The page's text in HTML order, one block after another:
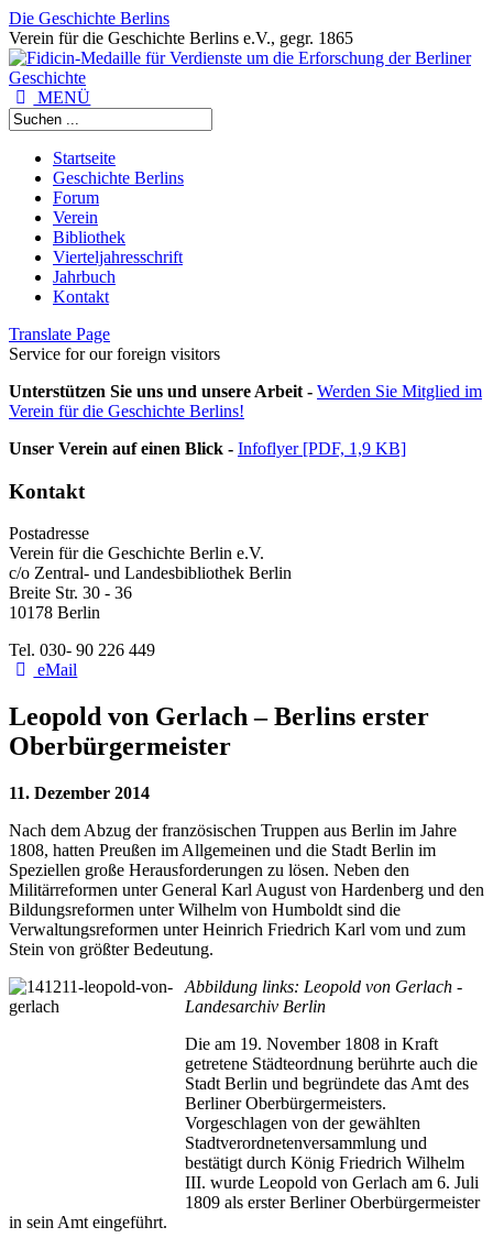
Die Geschichte Berlins
Verein für die Geschichte Berlins e.V., gegr. 1865
MENÜ
Startseite
Geschichte Berlins
Forum
Verein
Bibliothek
Vierteljahresschrift
Jahrbuch
Kontakt
Translate Page
Service for our foreign visitors
Unterstützen Sie uns und unsere Arbeit - Werden Sie Mitglied im
Verein für die Geschichte Berlins!
Unser Verein auf einen Blick - Infoflyer [PDF, 1,9 KB]
Kontakt
Postadresse
Verein für die Geschichte Berlin e.V.
c/o Zentral- und Landesbibliothek Berlin
Breite Str. 30 - 36
10178 Berlin
Tel. 030- 90 226 449
eMail
Leopold von Gerlach – Berlins erster
Oberbürgermeister
11. Dezember 2014
Nach dem Abzug der französischen Truppen aus Berlin im Jahre
1808, hatten Preußen im Allgemeinen und die Stadt Berlin im
Speziellen große Herausforderungen zu lösen. Neben den
Militärreformen unter General Karl August von Hardenberg und den
Bildungsreformen unter Wilhelm von Humboldt sind die
Verwaltungsreformen unter Heinrich Friedrich Karl vom und zum
Stein von größter Bedeutung.
Abbildung links: Leopold von Gerlach -
Landesarchiv Berlin
Die am 19. November 1808 in Kraft
getretene Städteordnung berührte auch die
Stadt Berlin und begründete das Amt des
Berliner Oberbürgermeisters.
Vorgeschlagen von der gewählten
Stadtverordnetenversammlung und
bestätigt durch König Friedrich Wilhelm
III. wurde Leopold von Gerlach am 6. Juli
1809 als erster Berliner Oberbürgermeister
in sein Amt eingeführt.